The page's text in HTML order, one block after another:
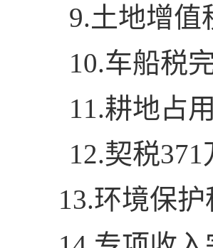
9.土地增值
10.车船税
11.耕地占
12.契税
13.环境保